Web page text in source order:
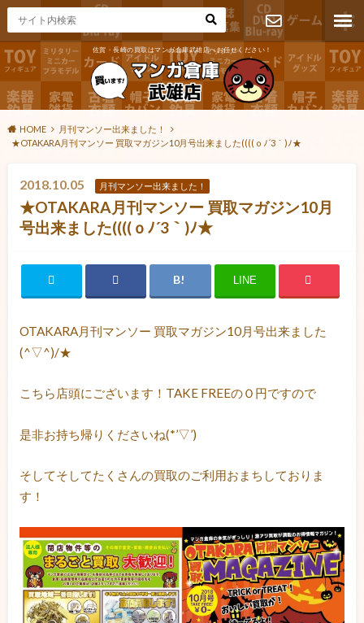
佐賀・長崎の買取はマンガ倉庫武雄店へお任せください！
お問い合わ
せ
HOME
月刊マンソー出来ました！
★OTAKARA月刊マンソー 買取マガジン10月号出来ました((((ｏﾉ´3｀)ﾉ★
2018.10.05 月刊マンソー出来ました！
★OTAKARA月刊マンソー 買取マガジン10月
号出来ました((((ｏﾉ´3｀)ﾉ★
LINE
OTAKARA月刊マンソー 買取マガジン10月号出来ました
(^▽^)/★
こちら店頭にございます！TAKE FREEのＯ円ですので
是非お持ち帰りくださいね(*’▽’)
そしてそしてたくさんの買取のご利用おまちしておりま
す！